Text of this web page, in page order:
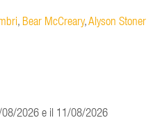
, Bear McCreary,Alyson Stoner
08/2026 e il 11/08/2026